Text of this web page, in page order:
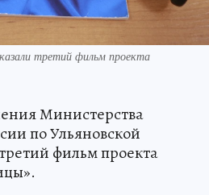
третий фильм проекта
Министерства
по Ульяновской
фильм проекта